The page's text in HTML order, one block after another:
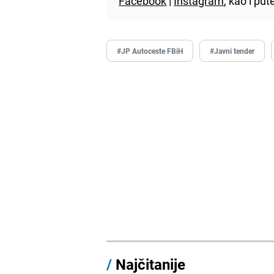
#JP Autoceste FBiH #Javni tender
/ Najčitanije